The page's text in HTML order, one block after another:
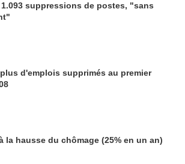
suppressions de postes, "sans
d'emplois supprimés au premier
la hausse du chômage (25% en un an)